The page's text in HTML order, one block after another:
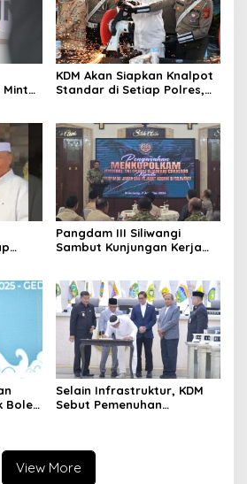
Minta
KDM Akan Siapkan Knalpot
Standar di Setiap Polres,
Pangdam III Siliwangi
Sambut Kunjungan Kerja
Boleh
Selain Infrastruktur, KDM
Sebut Pemenuhan
View More